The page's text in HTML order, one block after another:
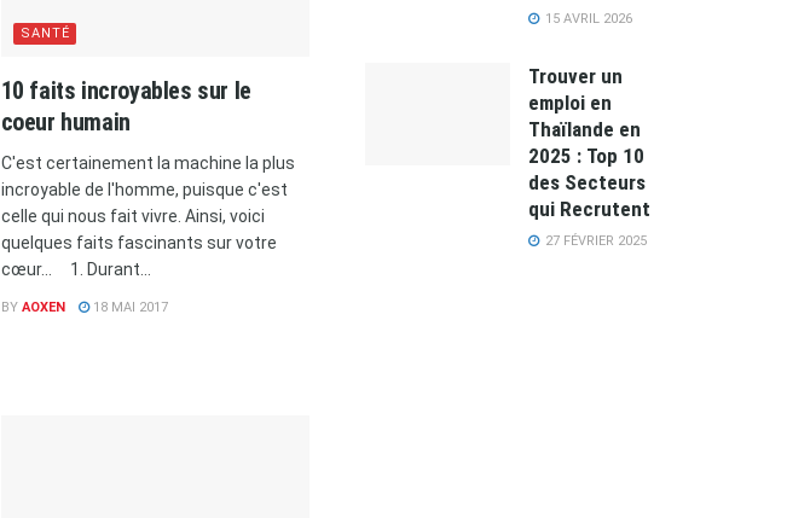
SANTÉ
10 faits incroyables sur le
coeur humain
C'est certainement la machine la plus
incroyable de l'homme, puisque c'est
celle qui nous fait vivre. Ainsi, voici
quelques faits fascinants sur votre
cœur... 1. Durant...
BY AOXEN 18 MAI 2017
15 AVRIL 2026
Trouver un
emploi en
Thaïlande en
2025 : Top 10
des Secteurs
qui Recrutent
27 FÉVRIER 2025